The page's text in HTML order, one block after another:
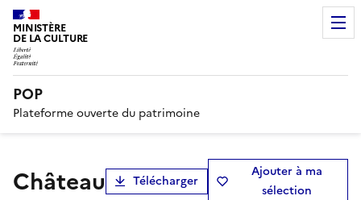
MINISTÈRE
DE LA CULTURE
POP
Plateforme ouverte du patrimoine
château Télécharger
Ajouter à ma
sélection